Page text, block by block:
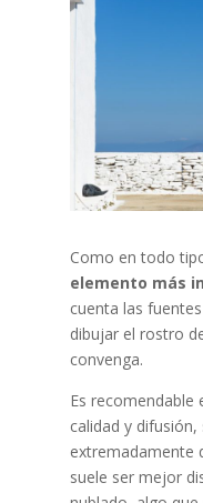
Como en todo
elemento más
cuenta las
dibujar el rostro
convenga.
Es recomendable
calidad y
extremadamente
suele ser mejor